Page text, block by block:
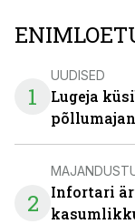
1
UUDISED
Lugeja
2
Infortari